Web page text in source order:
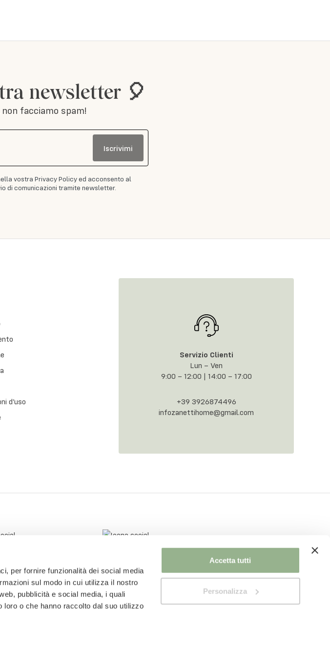
per fornire funzionalità dei social media
sul modo in cui utilizza il nostro
pubblicità e social media, i quali
loro o che hanno raccolto dal suo utilizzo
Accetta tutti
Personalizza
newsletter 🎈
facciamo spam!
Iscrivimi
vostra Privacy Policy ed acconsento al
di comunicazioni tramite newsletter.
d’uso
Servizio Clienti
Lun – Ven
9:00 – 12:00 | 14:00 – 17:00
+39 3926874496
infozanettihome@gmail.com